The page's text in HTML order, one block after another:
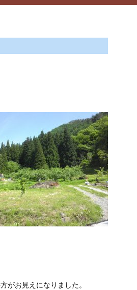
がお見えになりました。